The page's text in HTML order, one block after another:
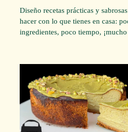
Diseño recetas prácticas y
hacer con lo que tienes en casa:
ingredientes, poco tiempo,